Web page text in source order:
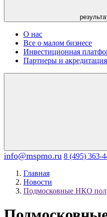
О нас
Все о малом бизнесе
Инвестиционная
Партнеры и акредитация
info@mspmo.ru 8 (495) 363-
Главная
Новости
Подмосковные НКО